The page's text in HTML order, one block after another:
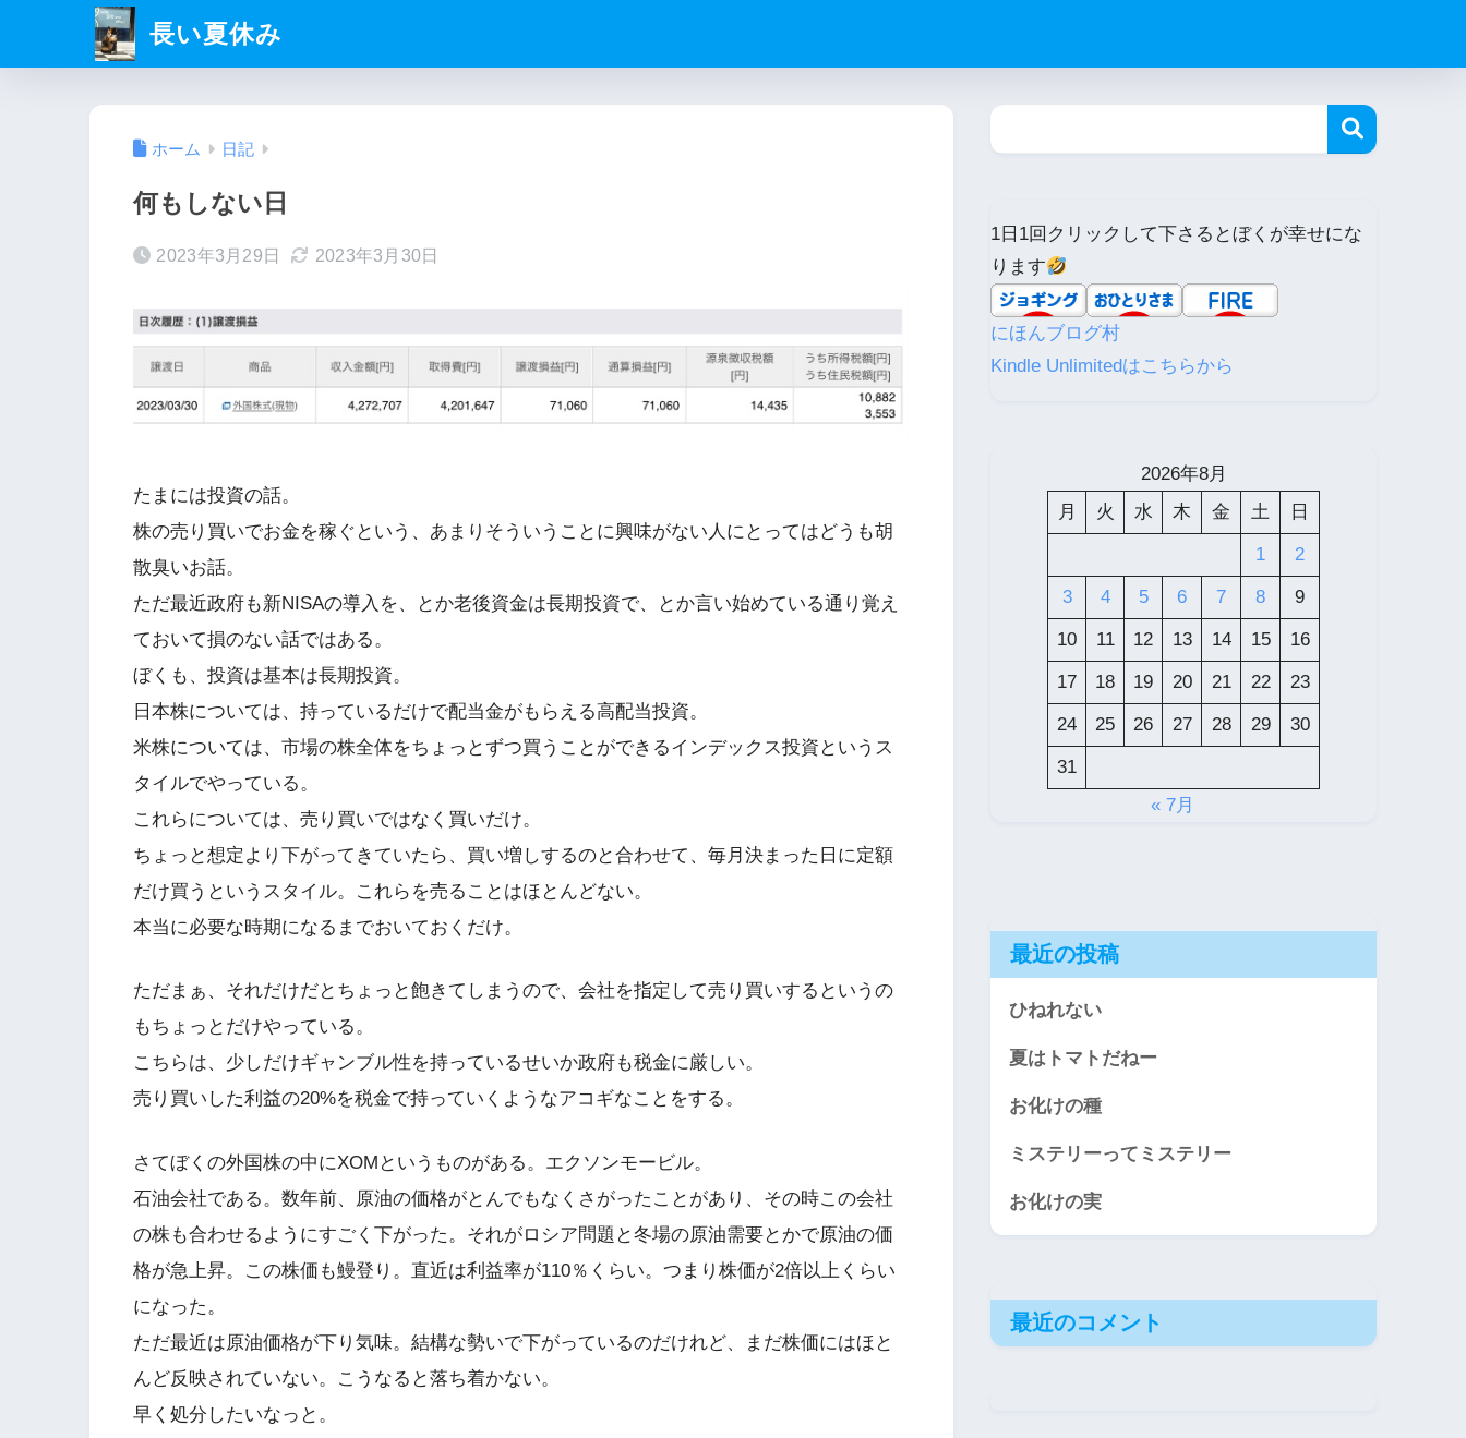
長い夏休み
ホーム 日記
何もしない日
2023年3月29日 2023年3月30日
たまには投資の話。
株の売り買いでお金を稼ぐという、あまりそういうことに興味がない人にとってはどうも胡
散臭いお話。
ただ最近政府も新NISAの導入を、とか老後資金は長期投資で、とか言い始めている通り覚え
ておいて損のない話ではある。
ぼくも、投資は基本は長期投資。
日本株については、持っているだけで配当金がもらえる高配当投資。
米株については、市場の株全体をちょっとずつ買うことができるインデックス投資というス
タイルでやっている。
これらについては、売り買いではなく買いだけ。
ちょっと想定より下がってきていたら、買い増しするのと合わせて、毎月決まった日に定額
だけ買うというスタイル。これらを売ることはほとんどない。
本当に必要な時期になるまでおいておくだけ。
ただまぁ、それだけだとちょっと飽きてしまうので、会社を指定して売り買いするというの
もちょっとだけやっている。
こちらは、少しだけギャンブル性を持っているせいか政府も税金に厳しい。
売り買いした利益の20%を税金で持っていくようなアコギなことをする。
さてぼくの外国株の中にXOMというものがある。エクソンモービル。
石油会社である。数年前、原油の価格がとんでもなくさがったことがあり、その時この会社
の株も合わせるようにすごく下がった。それがロシア問題と冬場の原油需要とかで原油の価
格が急上昇。この株価も鰻登り。直近は利益率が110％くらい。つまり株価が2倍以上くらい
になった。
ただ最近は原油価格が下り気味。結構な勢いで下がっているのだけれど、まだ株価にはほと
んど反映されていない。こうなると落ち着かない。
早く処分したいなっと。
1日1回クリックして下さるとぼくが幸せにな
ります
にほんブログ村
Kindle Unlimitedはこちらから
2026年8月
月
火 水 木 金 土 日
1 2
3 4 5 6 7 8 9
10 11 12 13 14 15 16
17 18 19 20 21 22 23
24 25 26 27 28 29 30
31
« 7月
最近の投稿
ひねれない
夏はトマトだねー
お化けの種
ミステリーってミステリー
お化けの実
最近のコメント